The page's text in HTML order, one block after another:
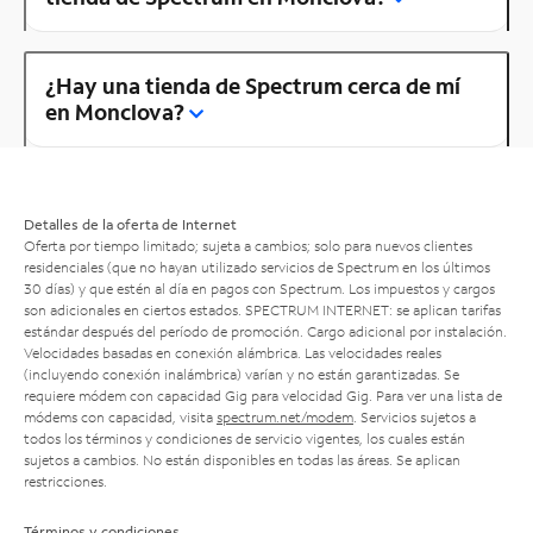
¿Hay una tienda de Spectrum cerca de mí
en Monclova?
Detalles de la oferta de Internet
Oferta por tiempo limitado; sujeta a cambios; solo para nuevos clientes
residenciales (que no hayan utilizado servicios de Spectrum en los últimos
30 días) y que estén al día en pagos con Spectrum. Los impuestos y cargos
son adicionales en ciertos estados. SPECTRUM INTERNET: se aplican tarifas
estándar después del período de promoción. Cargo adicional por instalación.
Velocidades basadas en conexión alámbrica. Las velocidades reales
(incluyendo conexión inalámbrica) varían y no están garantizadas. Se
requiere módem con capacidad Gig para velocidad Gig. Para ver una lista de
módems con capacidad, visita spectrum.net/modem . Servicios sujetos a
todos los términos y condiciones de servicio vigentes, los cuales están
sujetos a cambios. No están disponibles en todas las áreas. Se aplican
restricciones.